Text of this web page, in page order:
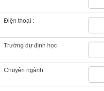
Điện thoại :
Trường dự định học
Chuyên ngành